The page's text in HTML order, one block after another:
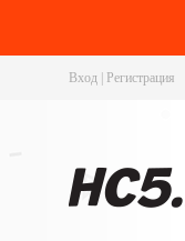
Вход Регистрация